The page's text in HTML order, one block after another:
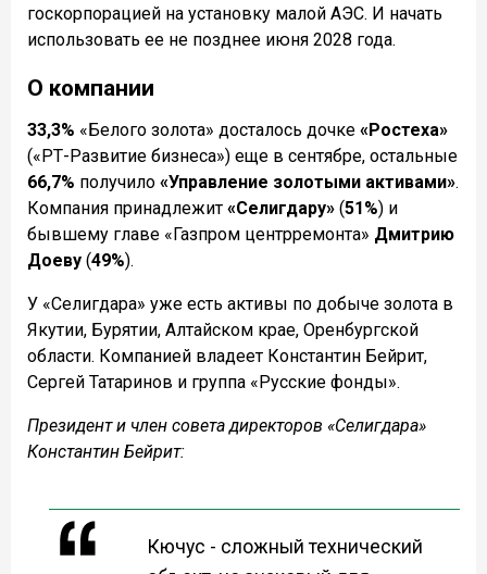
госкорпорацией на установку малой АЭС. И начать
использовать ее не позднее июня 2028 года.
О компании
33,3% «Белого золота» досталось дочке «Ростеха»
(«РТ-Развитие бизнеса») еще в сентябре, остальные
66,7% получило «Управление золотыми активами».
Компания принадлежит «Селигдару» (51%) и
бывшему главе «Газпром центрремонта» Дмитрию
Доеву (49%).
У «Селигдара» уже есть активы по добыче золота в
Якутии, Бурятии, Алтайском крае, Оренбургской
области. Компанией владеет Константин Бейрит,
Сергей Татаринов и группа «Русские фонды».
Президент и член совета директоров «Селигдара»
Константин Бейрит:
Кючус - сложный технический